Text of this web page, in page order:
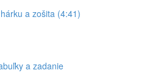
a zošita (4:41)
a zadanie